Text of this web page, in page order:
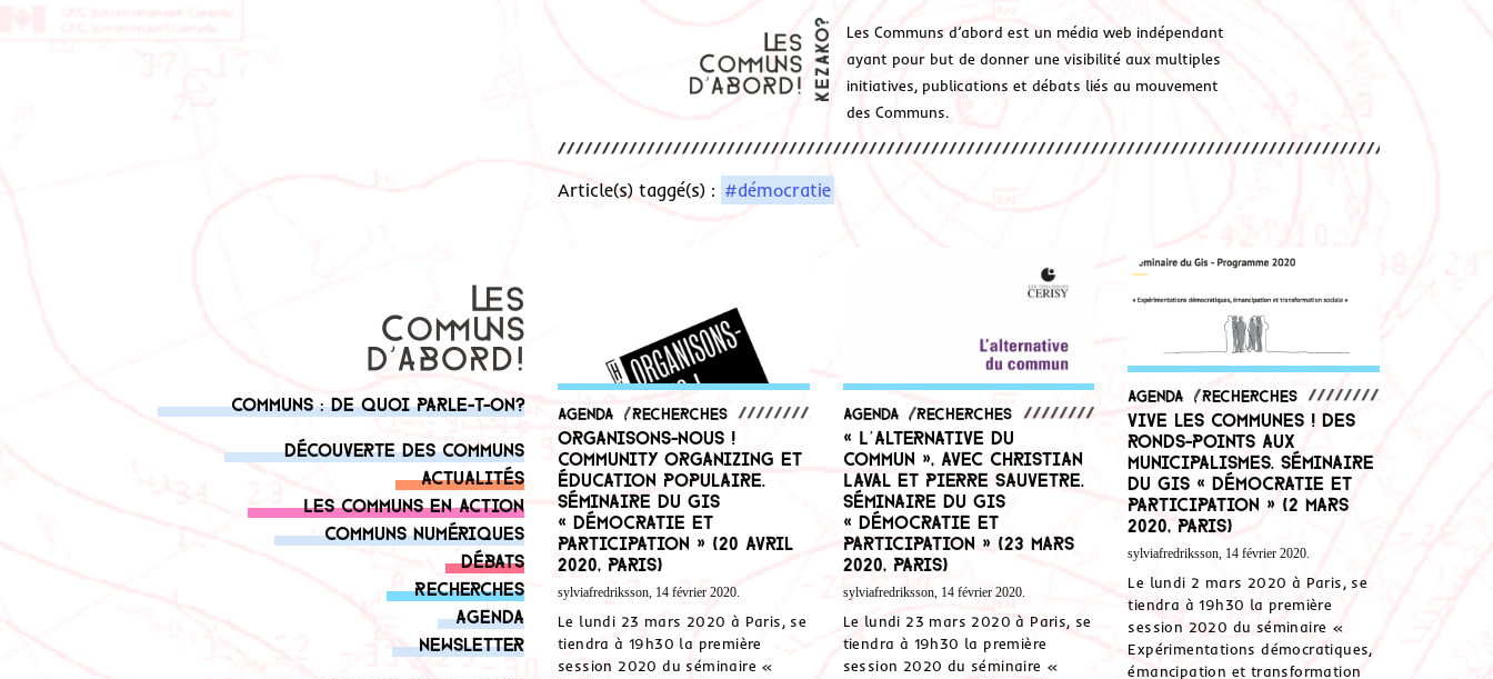
Les Communs d’abord est un média web indépendant
ayant pour but de donner une visibilité aux multiples
initiatives, publications et débats liés au mouvement
des Communs.
Communs : de quoi parle-t-on?
Découverte des communs
Actualités
Les communs en action
Communs numériques
Débats
Recherches
Agenda
Newsletter
Article(s) taggé(s) : #démocratie
Agenda ,Recherches
Organisons-nous !
Community organizing et
éducation populaire.
Séminaire du GIS
« Démocratie et
Participation » (20 avril
2020, Paris)
sylviafredriksson, 14 février 2020.
Le lundi 23 mars 2020 à Paris, se
tiendra à 19h30 la première
session 2020 du séminaire «
Agenda ,Recherches
« L’alternative du
commun », avec Christian
Laval et Pierre Sauvetre.
Séminaire du GIS
« Démocratie et
Participation » (23 mars
2020, Paris)
sylviafredriksson, 14 février 2020.
Le lundi 23 mars 2020 à Paris, se
tiendra à 19h30 la première
session 2020 du séminaire «
Agenda ,Recherches
Vive les communes ! Des
ronds-points aux
municipalismes. Séminaire
du GIS « Démocratie et
Participation » (2 mars
2020, Paris)
sylviafredriksson, 14 février 2020.
Le lundi 2 mars 2020 à Paris, se
tiendra à 19h30 la première
session 2020 du séminaire «
Expérimentations démocratiques,
émancipation et transformation